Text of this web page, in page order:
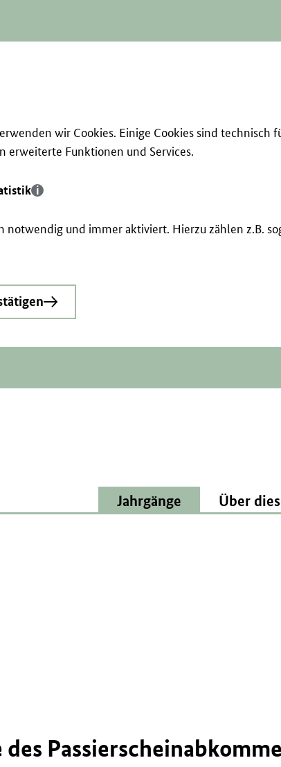
wir Cookies. Einige Cookies sind technisch
erweiterte Funktionen und Services.
und immer aktiviert. Hierzu zählen z.B.
Jahrgänge Über